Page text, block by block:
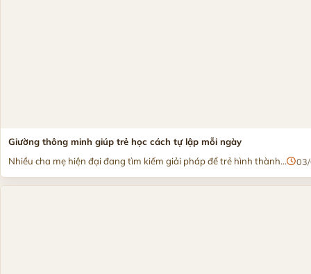
Giường thông minh giúp trẻ học cách tự lập mỗi ngày
Nhiều cha mẹ hiện đại đang tìm kiếm giải pháp để trẻ hình thành...